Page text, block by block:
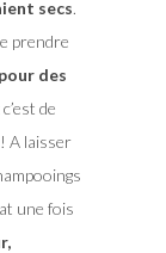
secs.
prendre
des
c’est de
A laisser
une fois